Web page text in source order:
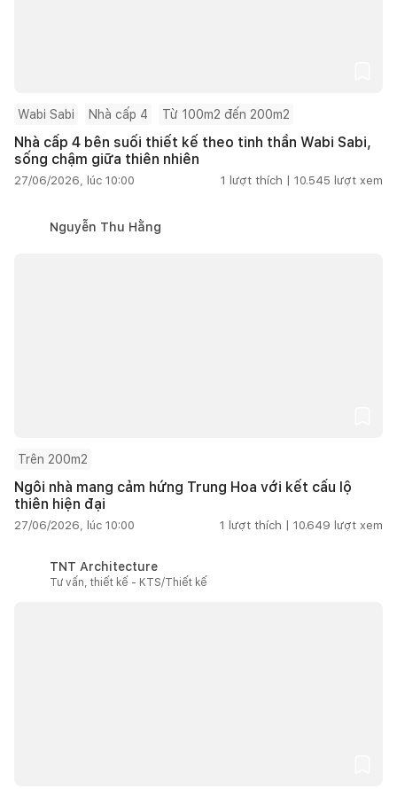
Wabi Sabi Nhà cấp 4 Từ 100m2 đến 200m2
Nhà cấp 4 bên suối thiết kế theo tinh thần Wabi Sabi,
sống chậm giữa thiên nhiên
27/06/2026, lúc 10:00 1 lượt thích | 10.545 lượt xem
Nguyễn Thu Hằng
Trên 200m2
Ngôi nhà mang cảm hứng Trung Hoa với kết cấu lộ
thiên hiện đại
27/06/2026, lúc 10:00 1 lượt thích | 10.649 lượt xem
TNT Architecture
Tư vấn, thiết kế - KTS/Thiết kế